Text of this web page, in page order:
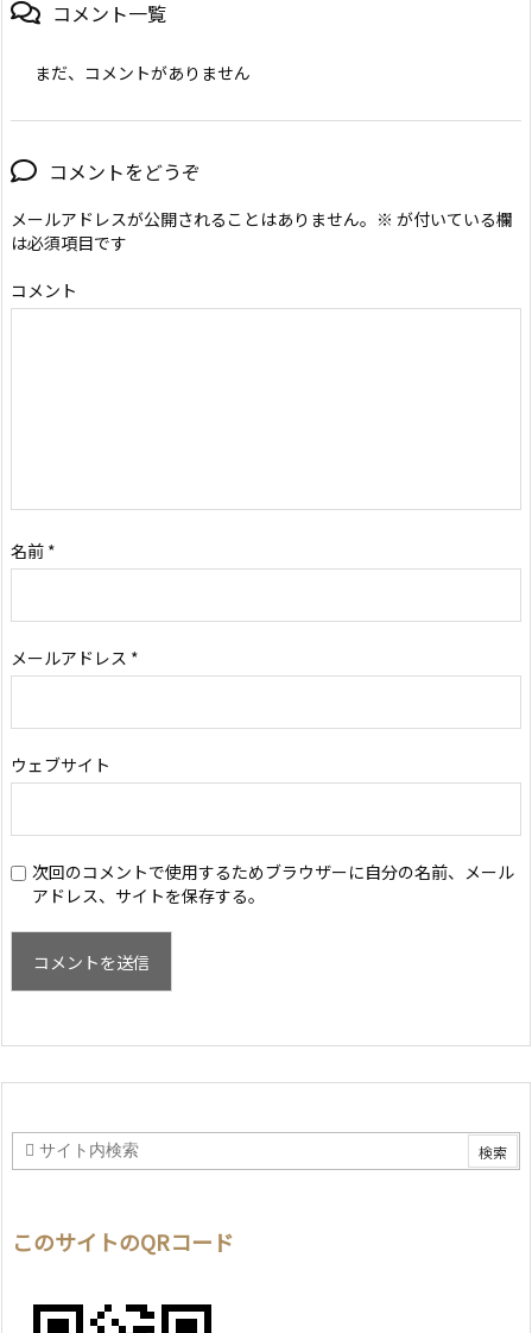
コメント一覧
まだ、コメントがありません
コメントをどうぞ
メールアドレスが公開されることはありません。 ※ が付いている欄
は必須項目です
コメント
名前 *
メールアドレス *
ウェブサイト
次回のコメントで使用するためブラウザーに自分の名前、メール
アドレス、サイトを保存する。
このサイトのQRコード